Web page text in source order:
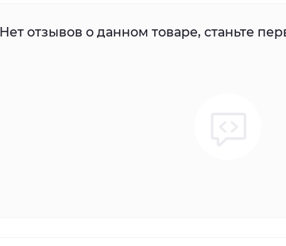
Нет отзывов о данном товаре, станьте